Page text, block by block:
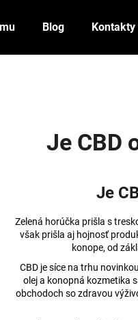
Blog Kontakty
Je CBD
Je
Zelená horúčka prišla s
však prišla aj hojnosť
konope, od
CBD je síce na trhu
olej a konopná kozmetika
obchodoch so zdravou